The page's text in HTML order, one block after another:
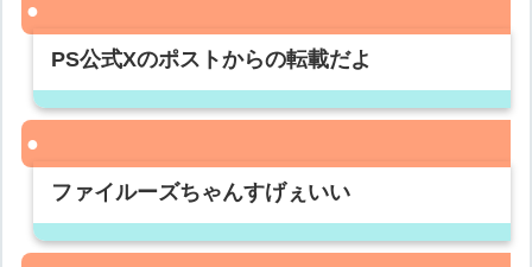
PS公式Xのポストからの転載だよ
ファイルーズちゃんすげぇいい